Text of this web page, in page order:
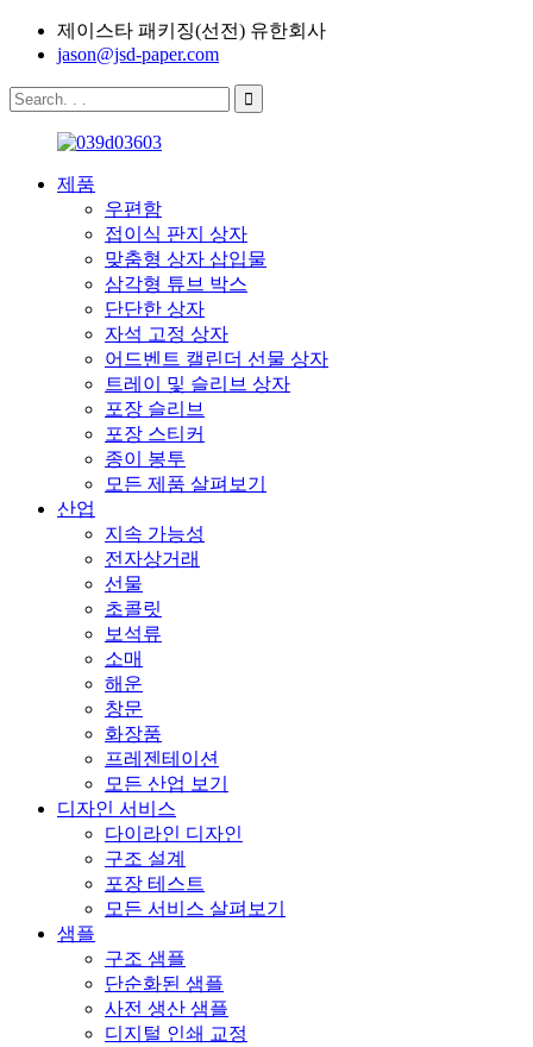
제이스타 패키징(선전) 유한회사
jason@jsd-paper.com
제품
우편함
접이식 판지 상자
맞춤형 상자 삽입물
삼각형 튜브 박스
단단한 상자
자석 고정 상자
어드벤트 캘린더 선물 상자
트레이 및 슬리브 상자
포장 슬리브
포장 스티커
종이 봉투
모든 제품 살펴보기
산업
지속 가능성
전자상거래
선물
초콜릿
보석류
소매
해운
창문
화장품
프레젠테이션
모든 산업 보기
디자인 서비스
다이라인 디자인
구조 설계
포장 테스트
모든 서비스 살펴보기
샘플
구조 샘플
단순화된 샘플
사전 생산 샘플
디지털 인쇄 교정